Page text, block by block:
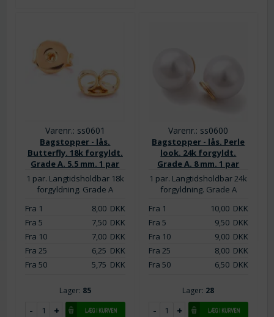
Varenr.: ss0601
Bagstopper - lås.
Butterfly. 18k forgyldt.
Grade A. 5.5 mm. 1 par
1 par. Langtidsholdbar 18k
forgyldning. Grade A
Fra 1
8,00DKK
Fra 5
7,50DKK
Fra 10
7,00DKK
Fra 25
6,25 DKK
Fra 50
5,75 DKK
Lager: 85
Varenr.: ss0600
Bagstopper - lås. Perle
look. 24k forgyldt.
Grade A. 8 mm. 1 par
1 par. Langtidsholdbar 24k
forgyldning. Grade A
Fra 1
10,00 DKK
Fra 5
9,50 DKK
Fra 10
9,00 DKK
Fra 25
8,00 DKK
Fra 50
6,50 DKK
Lager: 28